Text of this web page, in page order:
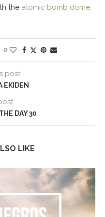
the atomic bomb dome.
0
post
EKIDEN
DAY 30
LIKE